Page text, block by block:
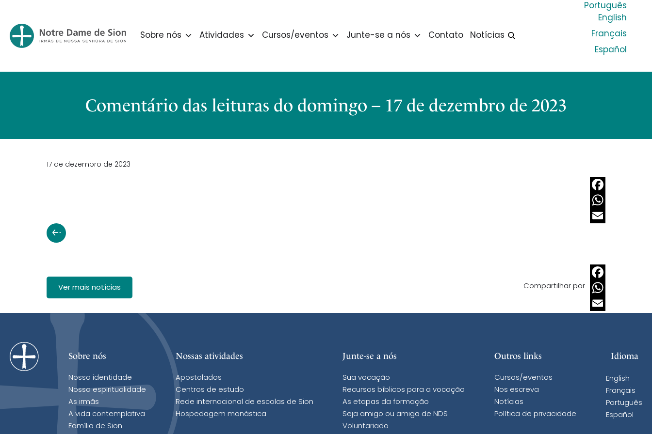
Sobre nós Atividades Cursos/eventos Junte-se a nós Contato Notícias
Português
English
Français
Español
Comentário das leituras do domingo – 17 de dezembro de 2023
17 de dezembro de 2023
Facebook
WhatsApp
Ver mais notícias Compartilhar por
Facebook
WhatsApp
Sobre nós
Nossa identidade
Nossa espiritualidade
As irmãs
A vida contemplativa
Família de Sion
Nossas atividades
Apostolados
Centros de estudo
Rede internacional de escolas de Sion
Hospedagem monástica
Junte-se a nós
Sua vocação
Recursos bíblicos para a vocação
As etapas da formação
Seja amigo ou amiga de NDS
Voluntariado
Outros links
Cursos/eventos
Nos escreva
Notícias
Política de privacidade
Idioma
English
Français
Português
Español